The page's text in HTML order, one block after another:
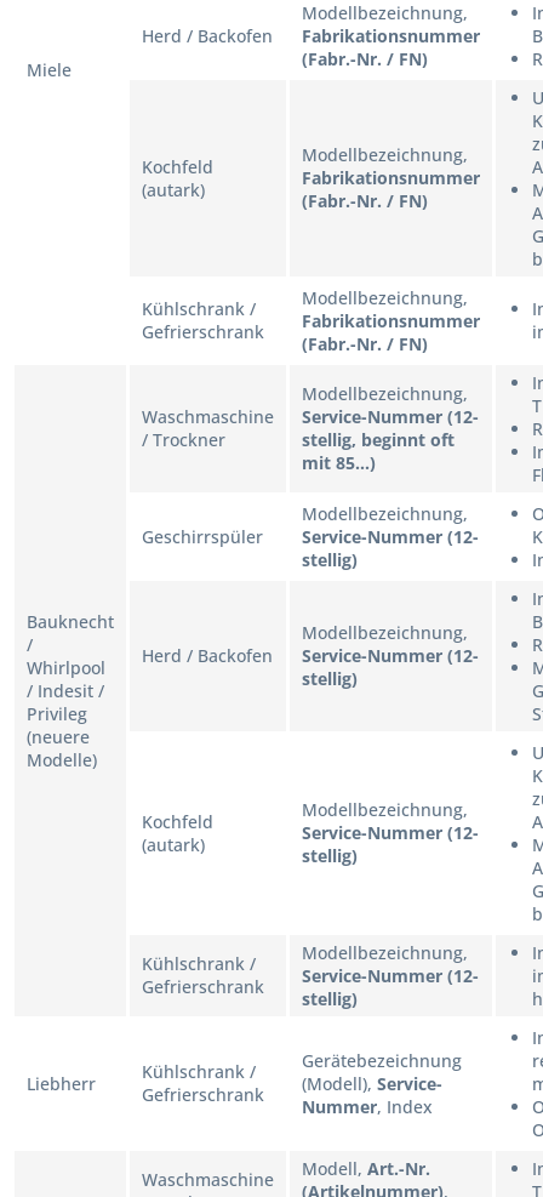
Miele
Herd / Backofen
Modellbezeichnung,
Fabrikationsnummer
(Fabr.-Nr. / FN)
Kochfeld
(autark)
Modellbezeichnung,
Fabrikationsnummer
(Fabr.-Nr. / FN)
Kühlschrank /
Gefrierschrank
Modellbezeichnung,
Fabrikationsnummer
(Fabr.-Nr. / FN)
Bauknecht
/
Whirlpool
/ Indesit /
Privileg
(neuere
Modelle)
Waschmaschine
/ Trockner
Modellbezeichnung,
Service-Nummer (12-
stellig, beginnt oft
mit 85...)
Geschirrspüler
Modellbezeichnung,
Service-Nummer (12-
stellig)
Herd / Backofen
Modellbezeichnung,
Service-Nummer (12-
stellig)
Kochfeld
(autark)
Modellbezeichnung,
Service-Nummer (12-
stellig)
Kühlschrank /
Gefrierschrank
Modellbezeichnung,
Service-Nummer (12-
stellig)
Liebherr
Kühlschrank /
Gefrierschrank
Gerätebezeichnung
(Modell), Service-
Nummer, Index
Waschmaschine
Modell, Art.-Nr.
(Artikelnummer),